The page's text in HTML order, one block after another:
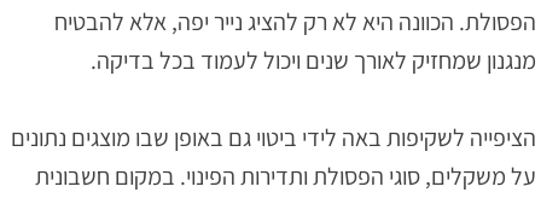
הפסולת. הכוונה היא לא רק להציג נייר יפה, אלא להבטיח
מנגנון שמחזיק לאורך שנים ויכול לעמוד בכל בדיקה.
הציפייה לשקיפות באה לידי ביטוי גם באופן שבו מוצגים נתונים
על משקלים, סוגי הפסולת ותדירות הפינוי. במקום חשבונית